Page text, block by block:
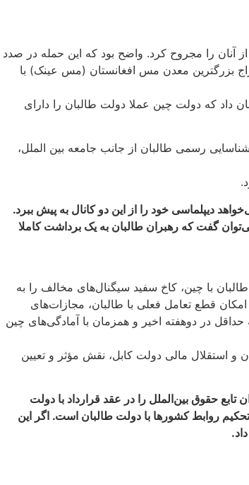
آنان را مجروح کرد. واضح بود که این حمله در صدد
بزرگترین معدن مس افغانستان (مس عینک) با
داد که دولت چین عملا دولت طالبان را دارای
رسمی طالبان از جانب جامعه بین الملل،
دیپلماسی خود را از این دو کانال به پیش ببرد.
گفت که رهبران طالبان به یک برداشت کاملا
با چین، کاخ سفید سیگنال‌های مخالف را به
قطع تعامل فعلی با طالبان، مجازات‌های
در دوهفته اخیر و همزمان با آمادگی‌های چین
و استقلال مالی دولت کابل، نقش مؤثر و تعیین
حقوق بین‌الملل را در عقد قرارداد با دولت
روابط کشورها با دولت طالبان است. اگر این